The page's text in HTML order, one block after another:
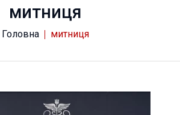
митниця
Головна митниця